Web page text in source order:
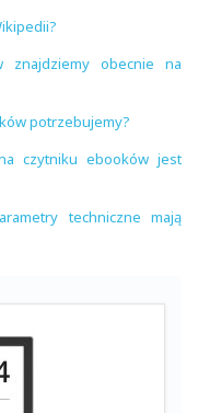
znajdziemy obecnie na
potrzebujemy?
czytniku ebooków jest
techniczne mają